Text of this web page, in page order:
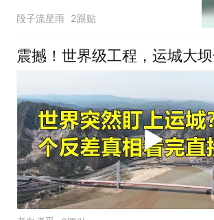
N状立马稳了！
段子流星雨 2跟贴
震撼！世界级工程，运城大坝